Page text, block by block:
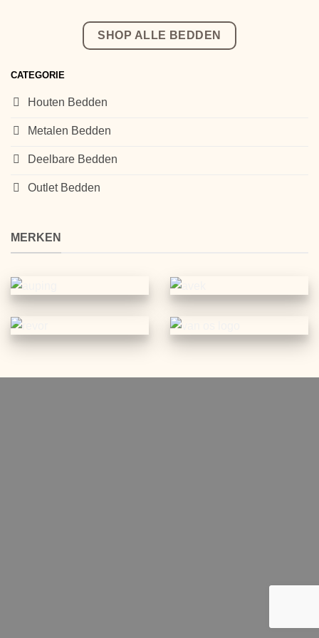
SHOP ALLE BEDDEN
CATEGORIE
Houten Bedden
Metalen Bedden
Deelbare Bedden
Outlet Bedden
MERKEN